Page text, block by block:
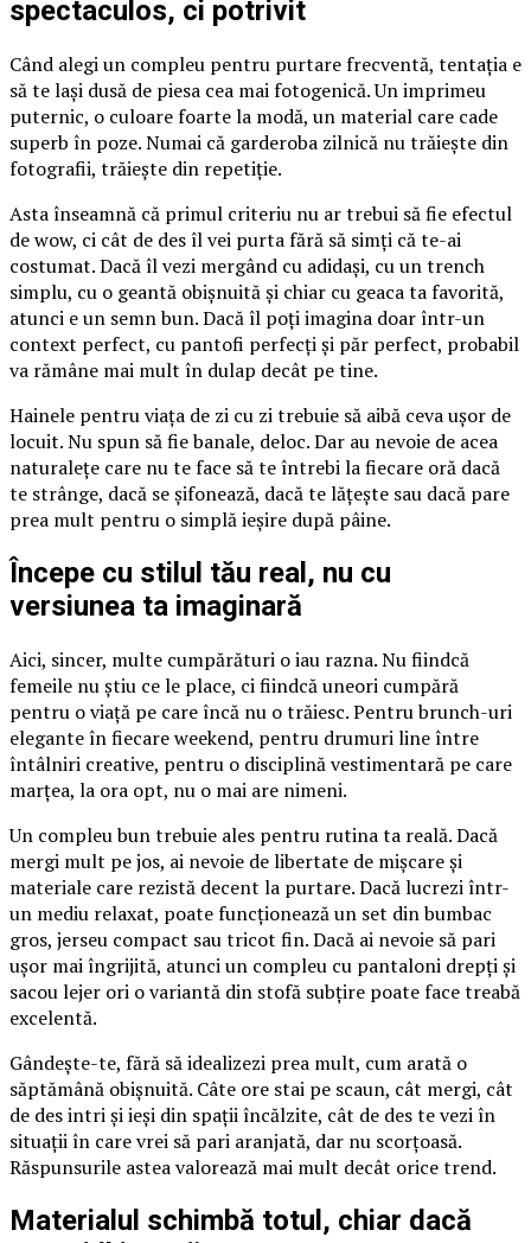
spectaculos, ci potrivit
Când alegi un compleu pentru purtare frecventă, tentația e
să te lași dusă de piesa cea mai fotogenică. Un imprimeu
puternic, o culoare foarte la modă, un material care cade
superb în poze. Numai că garderoba zilnică nu trăiește din
fotografii, trăiește din repetiție.
Asta înseamnă că primul criteriu nu ar trebui să fie efectul
de wow, ci cât de des îl vei purta fără să simți că te-ai
costumat. Dacă îl vezi mergând cu adidași, cu un trench
simplu, cu o geantă obișnuită și chiar cu geaca ta favorită,
atunci e un semn bun. Dacă îl poți imagina doar într-un
context perfect, cu pantofi perfecți și păr perfect, probabil
va rămâne mai mult în dulap decât pe tine.
Hainele pentru viața de zi cu zi trebuie să aibă ceva ușor de
locuit. Nu spun să fie banale, deloc. Dar au nevoie de acea
naturalețe care nu te face să te întrebi la fiecare oră dacă
te strânge, dacă se șifonează, dacă te lățește sau dacă pare
prea mult pentru o simplă ieșire după pâine.
Începe cu stilul tău real, nu cu
versiunea ta imaginară
Aici, sincer, multe cumpărături o iau razna. Nu fiindcă
femeile nu știu ce le place, ci fiindcă uneori cumpără
pentru o viață pe care încă nu o trăiesc. Pentru brunch-uri
elegante în fiecare weekend, pentru drumuri line între
întâlniri creative, pentru o disciplină vestimentară pe care
marțea, la ora opt, nu o mai are nimeni.
Un compleu bun trebuie ales pentru rutina ta reală. Dacă
mergi mult pe jos, ai nevoie de libertate de mișcare și
materiale care rezistă decent la purtare. Dacă lucrezi într-
un mediu relaxat, poate funcționează un set din bumbac
gros, jerseu compact sau tricot fin. Dacă ai nevoie să pari
ușor mai îngrijită, atunci un compleu cu pantaloni drepți și
sacou lejer ori o variantă din stofă subțire poate face treabă
excelentă.
Gândește-te, fără să idealizezi prea mult, cum arată o
săptămână obișnuită. Câte ore stai pe scaun, cât mergi, cât
de des intri și ieși din spații încălzite, cât de des te vezi în
situații în care vrei să pari aranjată, dar nu scorțoasă.
Răspunsurile astea valorează mai mult decât orice trend.
Materialul schimbă totul, chiar dacă